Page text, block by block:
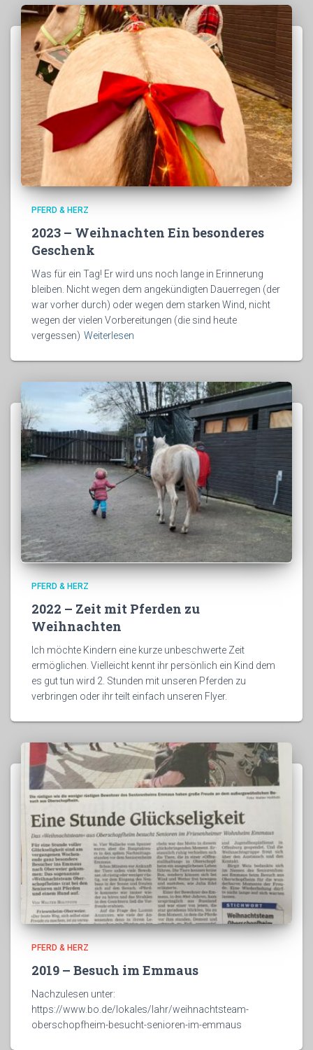
PFERD & HERZ
2023 – Weihnachten Ein besonderes
Geschenk
Was für ein Tag! Er wird uns noch lange in Erinnerung
bleiben. Nicht wegen dem angekündigten Dauerregen (der
war vorher durch) oder wegen dem starken Wind, nicht
wegen der vielen Vorbereitungen (die sind heute
vergessen) Weiterlesen
PFERD & HERZ
2022 – Zeit mit Pferden zu
Weihnachten
Ich möchte Kindern eine kurze unbeschwerte Zeit
ermöglichen. Vielleicht kennt ihr persönlich ein Kind dem
es gut tun wird 2. Stunden mit unseren Pferden zu
verbringen oder ihr teilt einfach unseren Flyer.
PFERD & HERZ
2019 – Besuch im Emmaus
Nachzulesen unter:
https://www.bo.de/lokales/lahr/weihnachtsteam-
oberschopfheim-besucht-senioren-im-emmaus